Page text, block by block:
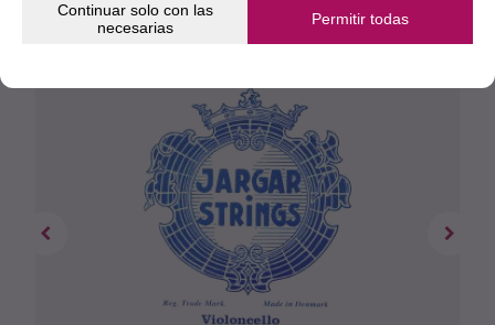
Continuar solo con las
necesarias
Permitir todas